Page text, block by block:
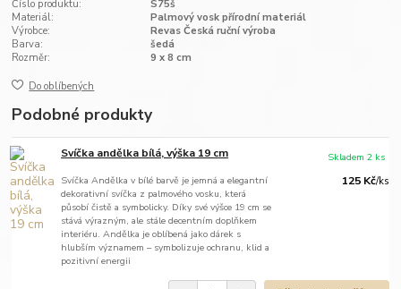
Číslo produktu:
S75š
Materiál:
Palmový vosk přírodní materiál
Výrobce:
Revas Česká ruční výroba
Barva:
šedá
Rozměr:
9 x 8 cm
Do oblíbených
Podobné produkty
Svíčka andělka bílá, výška 19 cm
Svíčka Andělka v bílé barvě je jemná a elegantní
dekorativní svíčka z palmového vosku, která
působí čistě a symbolicky. Díky své výšce 19 cm se
stává výrazným, ale stále decentním doplňkem
interiéru. Andělka je oblíbená jako dárek s
hlubším významem – symbolizuje ochranu, klid a
pozitivní energii
125 Kč/ks
Skladem 2 ks